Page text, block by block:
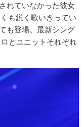
れていなかった彼女
も鋭く歌いきってい
も登場。最新シング
とユニットそれぞれ